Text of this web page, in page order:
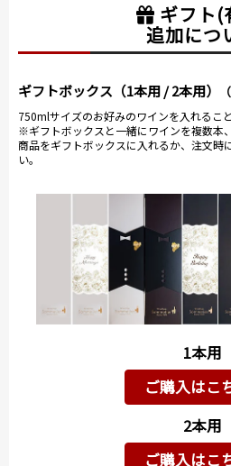
ギフト(
追加につ
ギフトボックス（1本用 / 2本用）
750mlサイズのお好みのワインを入れること
※ギフトボックスと一緒にワインを複数本
商品をギフトボックスに入れるか、注文時
い。
1本用
ご購入はこ
2本用
ご購入はこ